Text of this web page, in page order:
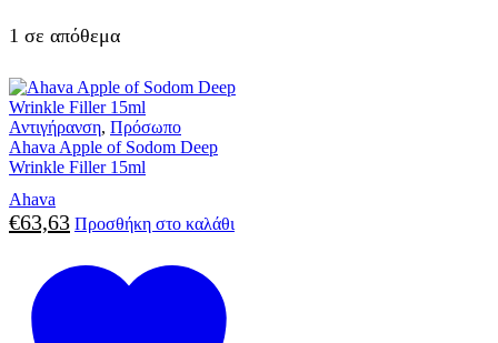
1 σε απόθεμα
Αντιγήρανση, Πρόσωπο
Ahava Apple of Sodom Deep
Wrinkle Filler 15ml
Ahava
€63,63 Προσθήκη στο καλάθι